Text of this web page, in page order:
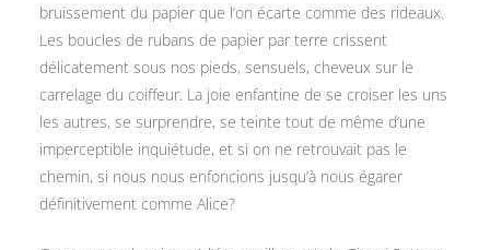
bruissement du papier que l’on écarte comme des rideaux.
Les boucles de rubans de papier par terre crissent
délicatement sous nos pieds, sensuels, cheveux sur le
carrelage du coiffeur. La joie enfantine de se croiser les uns
les autres, se surprendre, se teinte tout de même d’une
imperceptible inquiétude, et si on ne retrouvait pas le
chemin, si nous nous enfoncions jusqu’à nous égarer
définitivement comme Alice?